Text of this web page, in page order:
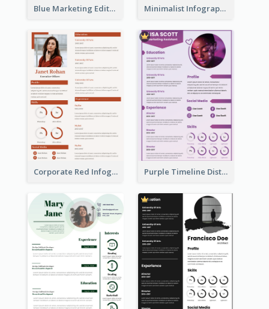
Blue Marketing Editor Resume Minimalist Infographic Resume
Corporate Red Infographic Resume Purple Timeline Distinguished Resume